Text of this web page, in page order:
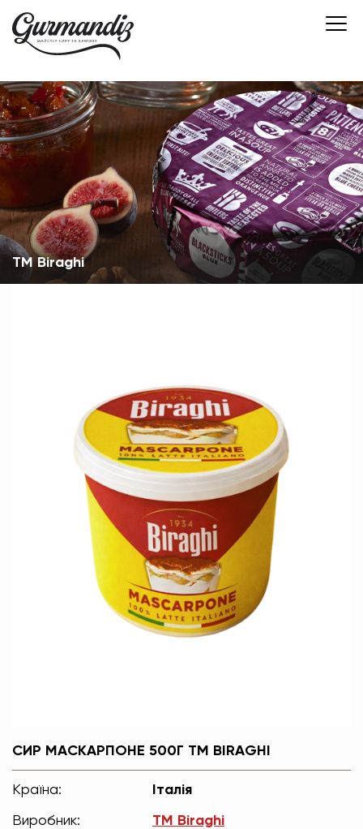
ТМ Biraghi
СИР МАСКАРПОНЕ 500Г ТМ BIRAGHI
Країна: Італія
Виробник: TM Biraghi